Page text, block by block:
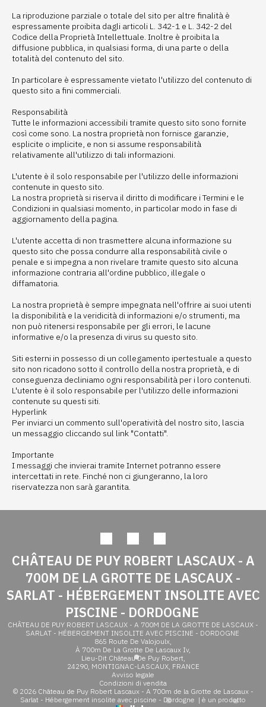
La riproduzione parziale o totale del sito per altre finalità è
espressamente proibita dagli articoli L. 342-1 e L. 342-2 del
Codice della Proprietà Intellettuale. Inoltre è proibita la
diffusione pubblica, in qualsiasi forma, di una parte o della
totalità del contenuto del sito.
In particolare è espressamente vietato l'utilizzo del contenuto di
questo sito a fini commerciali.
Responsabilità
Tutte le informazioni accessibili tramite questo sito sono fornite
così come sono. La nostra proprietà non fornisce garanzie,
esplicite o implicite, e non si assume responsabilità
relativamente all'utilizzo di tali informazioni.
L'utente è il solo responsabile per l'utilizzo delle informazioni
contenute in questo sito.
La nostra proprietà si riserva il diritto di modificare i Termini e le
Condizioni in qualsiasi momento, in particolar modo in fase di
aggiornamento della pagina.
L'utente accetta di non trasmettere alcuna informazione su
questo sito che possa condurre alla responsabilità civile o
penale e si impegna a non rivelare tramite questo sito alcuna
informazione contraria all'ordine pubblico, illegale o
diffamatoria.
La nostra proprietà è sempre impegnata nell'offrire ai suoi utenti
la disponibilità e la veridicità di informazioni e/o strumenti, ma
non può ritenersi responsabile per gli errori, le lacune
informative e/o la presenza di virus su questo sito.
Siti esterni in possesso di un collegamento ipertestuale a questo
sito non ricadono sotto il controllo della nostra proprietà, e di
conseguenza decliniamo ogni responsabilità per i loro contenuti.
L'utente è il solo responsabile per l'utilizzo delle informazioni
contenute su questi siti.
Hyperlink
Per inviarci un commento sull'operatività del nostro sito, lascia
un messaggio cliccando sul link "Contatti".
Importante
I messaggi che invierai tramite Internet potranno essere
intercettati in rete. Finché non ci giungeranno, la loro
riservatezza non sarà garantita.
CHÂTEAU DE PUY ROBERT LASCAUX - A
700M DE LA GROTTE DE LASCAUX -
SARLAT - HÉBERGEMENT INSOLITE AVEC
PISCINE - DORDOGNE
CHÂTEAU DE PUY ROBERT LASCAUX - A 700M DE LA GROTTE DE LASCAUX -
SARLAT - HÉBERGEMENT INSOLITE AVEC PISCINE - DORDOGNE
865 Route De Valojoulx,
À 700m De La Grotte De Lascaux Iv,
Lieu-Dit Château De Puy Robert,
24290, MONTIGNAC-LASCAUX, FRANCE
Avviso legale
Condizioni di vendita
© 2026 Château de Puy Robert Lascaux - A 700m de la Grotte de Lascaux -
Sarlat - Hébergement insolite avec piscine - Dordogne | è un prodotto